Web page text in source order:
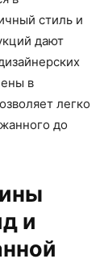
стиль и
дают
в
легко
до
и